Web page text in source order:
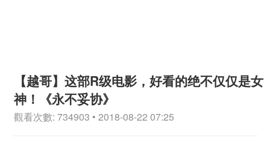
【越哥】这部R级电影，好看的绝不仅仅是女
神！《永不妥协》
觀看次數: 734903 • 2018-08-22 07:25